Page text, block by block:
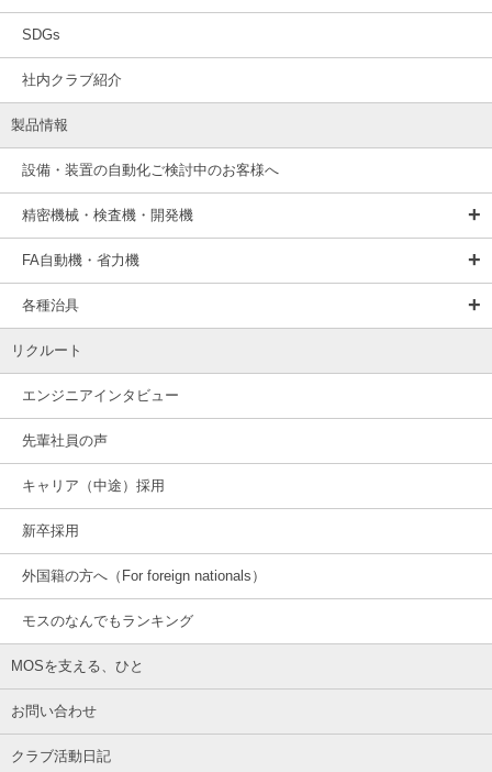
SDGs
社内クラブ紹介
製品情報
設備・装置の自動化ご検討中のお客様へ
精密機械・検査機・開発機
FA自動機・省力機
各種治具
リクルート
エンジニアインタビュー
先輩社員の声
キャリア（中途）採用
新卒採用
外国籍の方へ（For foreign nationals）
モスのなんでもランキング
MOSを支える、ひと
お問い合わせ
クラブ活動日記